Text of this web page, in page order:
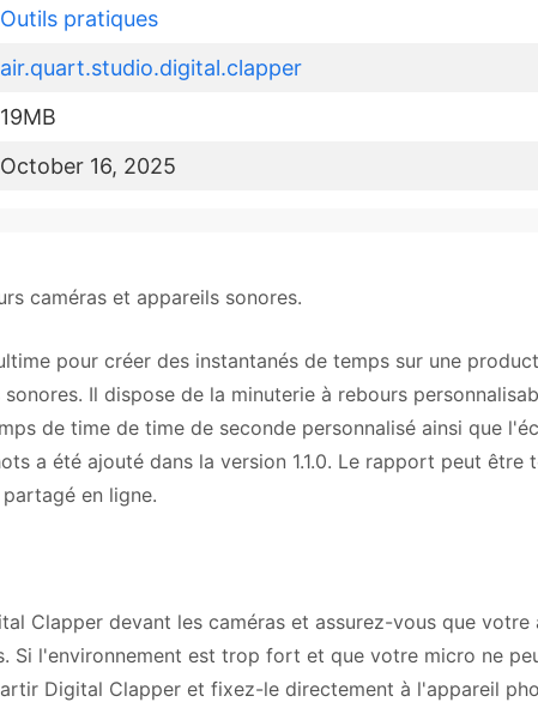
Outils pratiques
air.quart.studio.digital.clapper
19MB
October 16, 2025
caméras et appareils sonores.
pour créer des instantanés de temps sur une
Il dispose de la minuterie à rebours
de time de time de seconde personnalisé ainsi que
a été ajouté dans la version 1.1.0. Le rapport peut être
en ligne.
Clapper devant les caméras et assurez-vous que votre
Si l'environnement est trop fort et que votre micro ne
Digital Clapper et fixez-le directement à l'appareil